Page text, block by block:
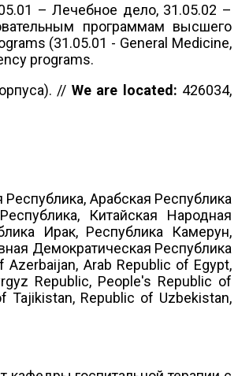
– Лечебное дело, 31.05.02 –
программам высшего
(31.05.01 - General Medicine,
programs.
// We are located: 426034,
Арабская Республика
Китайская Народная
Ирак, Республика Камерун,
Демократическая Республика
Azerbaijan, Arab Republic of Egypt,
Republic, People's Republic of
Tajikistan, Republic of Uzbekistan,